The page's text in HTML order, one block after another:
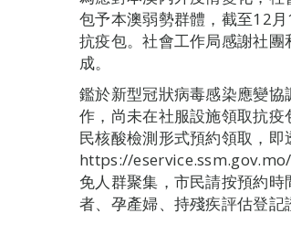
包予本澳弱勢群體，截至12
抗疫包。社會工作局感謝社
成。
鑑於新型冠狀病毒感染應變
作，尚未在社服設施領取抗疫
民核酸檢測形式預約領取，即
https://
免人群聚集，市民請按預約
者、孕產婦、持殘疾評估登記